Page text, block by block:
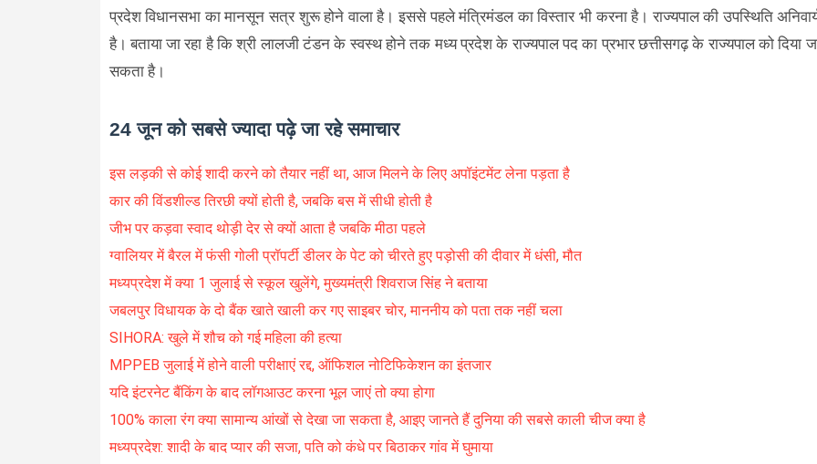
प्रदेश विधानसभा का मानसून सत्र शुरू होने वाला है। इससे पहले मंत्रिमंडल का विस्तार भी करना है। राज्यपाल की उपस्थिति
है। बताया जा रहा है कि श्री लालजी टंडन के स्वस्थ होने तक मध्य प्रदेश के राज्यपाल पद का प्रभार छत्तीसगढ़ के राज्यपाल को दिया
सकता है।
24 जून को सबसे ज्यादा पढ़े जा रहे समाचार
इस लड़की से कोई शादी करने को तैयार नहीं था, आज मिलने के लिए अपॉइंटमेंट लेना पड़ता है
कार की विंडशील्ड तिरछी क्यों होती है, जबकि बस में सीधी होती है
जीभ पर कड़वा स्वाद थोड़ी देर से क्यों आता है जबकि मीठा पहले
ग्वालियर में बैरल में फंसी गोली प्रॉपर्टी डीलर के पेट को चीरते हुए पड़ोसी की दीवार में धंसी, मौत
मध्यप्रदेश में क्या 1 जुलाई से स्कूल खुलेंगे, मुख्यमंत्री शिवराज सिंह ने बताया
जबलपुर विधायक के दो बैंक खाते खाली कर गए साइबर चोर, माननीय को पता तक नहीं चला
SIHORA: खुले में शौच को गई महिला की हत्या
MPPEB जुलाई में होने वाली परीक्षाएं रद्द, ऑफिशल नोटिफिकेशन का इंतजार
यदि इंटरनेट बैंकिंग के बाद लॉगआउट करना भूल जाएं तो क्या होगा
100% काला रंग क्या सामान्य आंखों से देखा जा सकता है, आइए जानते हैं दुनिया की सबसे काली चीज क्या है
मध्यप्रदेश: शादी के बाद प्यार की सजा, पति को कंधे पर बिठाकर गांव में घुमाया